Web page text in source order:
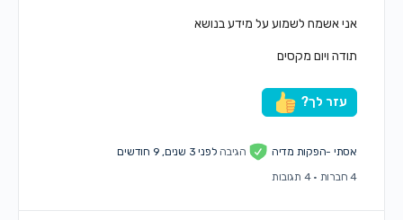
אני אשמח לשמוע על מידע בנושא
תודה ויום מקסים
עזר לך?
אסתי -הפקות מדיה הגיבהלפני 3 שנים, 9 חודשים
4 חברות
· 4 תגובות